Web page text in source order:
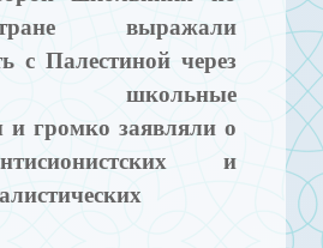
выражали
с Палестиной через
школьные
громко заявляли о
и